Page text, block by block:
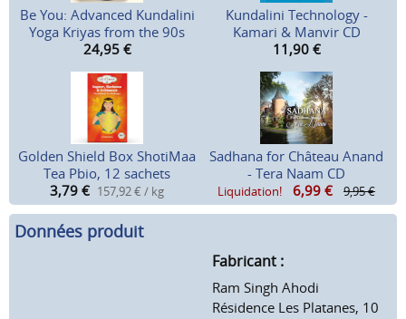
Be You: Advanced Kundalini
Yoga Kriyas from the 90s
24,95 €
Kundalini Technology -
Kamari & Manvir CD
11,90 €
Golden Shield Box ShotiMaa
Tea Pbio, 12 sachets
3,79 € 157,92 € / kg
Sadhana for Château Anand
- Tera Naam CD
Liquidation! 6,99 € 9,95 €
Données produit
Fabricant :
Ram Singh Ahodi
Résidence Les Platanes, 10